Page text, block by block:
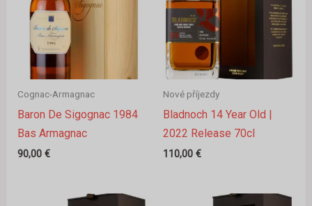
Cognac-Armagnac
Baron De Sigognac 1984
Bas Armagnac
90,00 €
Nové příjezdy
Bladnoch 14 Year Old |
2022 Release 70cl
110,00 €